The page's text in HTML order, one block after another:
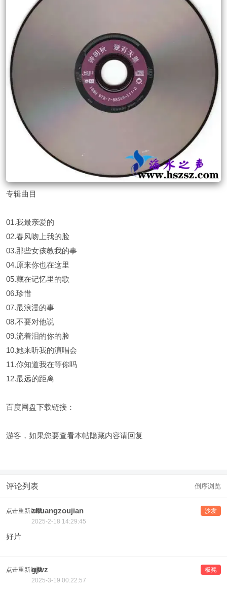
专辑曲目
01.我最亲爱的
02.春风吻上我的脸
03.那些女孩教我的事
04.原来你也在这里
05.藏在记忆里的歌
06.珍惜
07.最浪漫的事
08.不要对他说
09.流着泪的你的脸
10.她来听我的演唱会
11.你知道我在等你吗
12.最远的距离
百度网盘下载链接：
游客，如果您要查看本帖隐藏内容请回复
评论列表 倒序浏览
点击重新加载 沙发
zhuangzoujian
2025-2-18 14:29:45
好片
点击重新加载 板凳
gjwz
2025-3-19 00:22:57